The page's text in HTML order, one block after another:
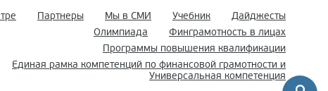
Партнеры Мы в СМИ Учебник
Дайджесты
Олимпиада
Финграмотность в лицах
Программы повышения квалификации
Единая рамка компетенций по финансовой грамотности и
Универсальная компетенция